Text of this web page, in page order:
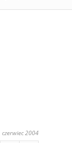
czerwiec 2004